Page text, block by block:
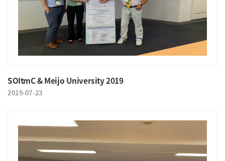
SOItmC & Meijo University 2019
2019-07-23